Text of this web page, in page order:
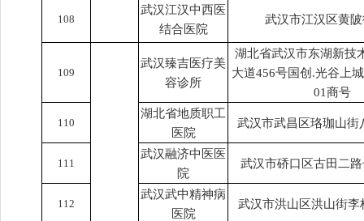
108
武汉江汉中西医
结合医院
武汉市江汉区黄
109
武汉臻吉医疗美
容诊所
湖北省武汉市东湖新技
大道456号国创.光谷上
01商号
110
湖北省地质职工
医院
武汉市武昌区珞珈山街
111
武汉融济中医医
院
武汉市硚口区古田二
112
武汉武中精神病
医院
武汉市洪山区洪山街李